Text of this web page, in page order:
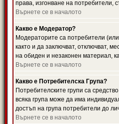
права, изгонване на потребители,
Върнете се в началото
Какво е Модератор?
Модераторите са потребители
както и да заключват, отключват,
на обиден и незаконен материал,
Върнете се в началото
Какво е Потребителска Група?
Потребителските групи са
всяка група може да има
достъп на група потребители до
Върнете се в началото